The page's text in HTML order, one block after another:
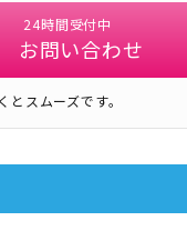
24時間受付中
お問い合わせ
スムーズです。